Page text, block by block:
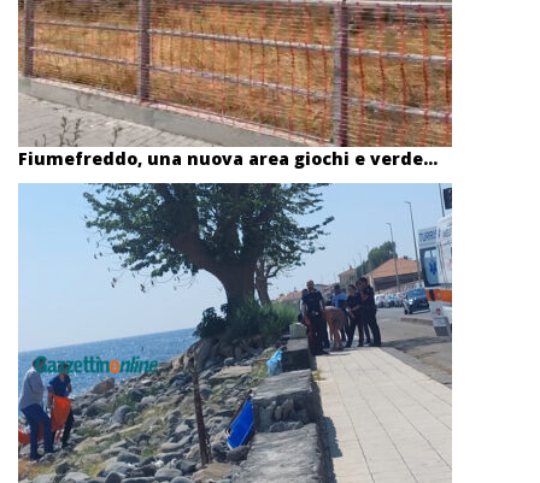
Fiumefreddo, una nuova area giochi e verde...